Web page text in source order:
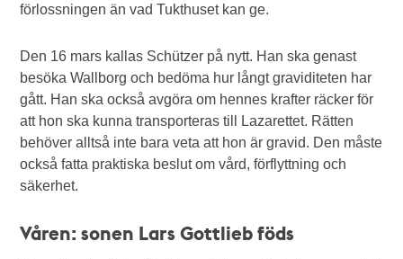
förlossningen än vad Tukthuset kan ge.
Den 16 mars kallas Schützer på nytt. Han ska genast
besöka Wallborg och bedöma hur långt graviditeten har
gått. Han ska också avgöra om hennes krafter räcker för
att hon ska kunna transporteras till Lazarettet. Rätten
behöver alltså inte bara veta att hon är gravid. Den måste
också fatta praktiska beslut om vård, förflyttning och
säkerhet.
Våren: sonen Lars Gottlieb föds